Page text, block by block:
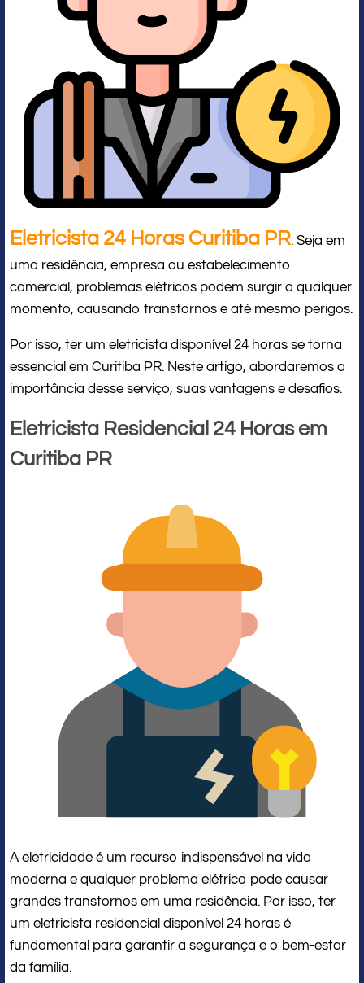
Eletricista 24 Horas Curitiba PR: Seja em
uma residência, empresa ou estabelecimento
comercial, problemas elétricos podem surgir a qualquer
momento, causando transtornos e até mesmo perigos.
Por isso, ter um eletricista disponível 24 horas se torna
essencial em Curitiba PR. Neste artigo, abordaremos a
importância desse serviço, suas vantagens e desafios.
Eletricista Residencial 24 Horas em
Curitiba PR
A eletricidade é um recurso indispensável na vida
moderna e qualquer problema elétrico pode causar
grandes transtornos em uma residência. Por isso, ter
um eletricista residencial disponível 24 horas é
fundamental para garantir a segurança e o bem-estar
da família.